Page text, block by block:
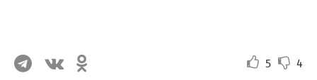
5 4